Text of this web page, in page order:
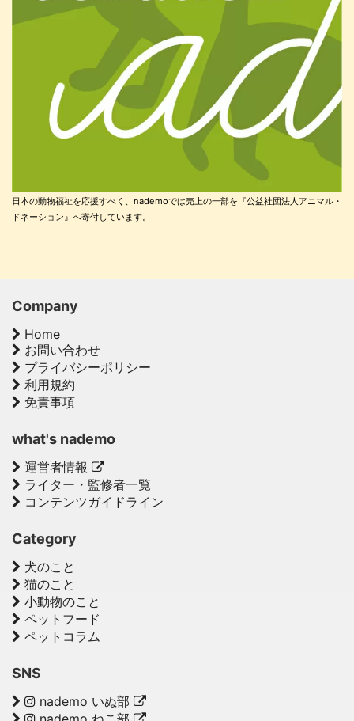
日本の動物福祉を応援すべく、nademoでは売上の一部を『公益社団法人アニマル・
ドネーション』へ寄付しています。
Company
Home
お問い合わせ
プライバシーポリシー
利用規約
免責事項
what's nademo
運営者情報
ライター・監修者一覧
コンテンツガイドライン
Category
犬のこと
猫のこと
小動物のこと
ペットフード
ペットコラム
SNS
nademo いぬ部